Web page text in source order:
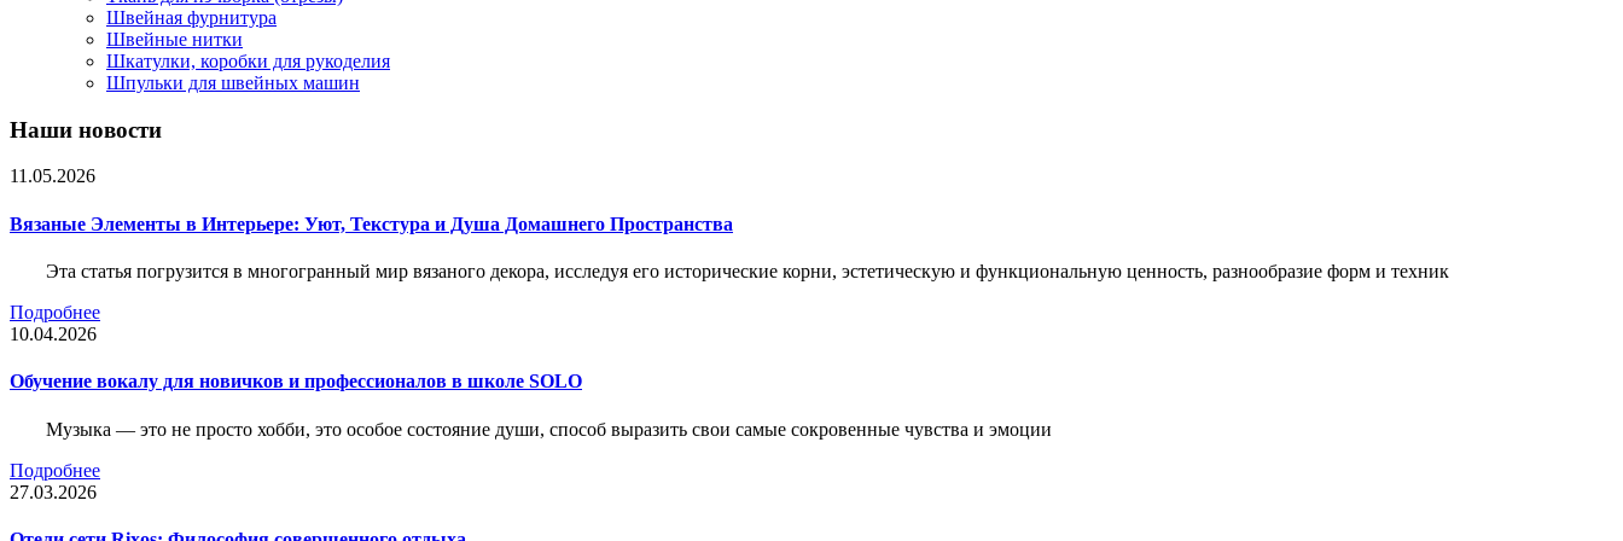
Швейная фурнитура
Швейные нитки
Шкатулки, коробки для рукоделия
Шпульки для швейных машин
Наши новости
11.05.2026
Вязаные Элементы в Интерьере: Уют, Текстура и Душа Домашнего Пространства
Эта статья погрузится в многогранный мир вязаного декора, исследуя его исторические корни, эстетическую и функциональную ценность, разнообразие форм и техник
Подробнее
10.04.2026
Обучение вокалу для новичков и профессионалов в школе SOLO
Музыка — это не просто хобби, это особое состояние души, способ выразить свои самые сокровенные чувства и эмоции
Подробнее
27.03.2026